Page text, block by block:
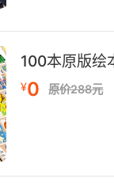
and more
构造阶段 更倾
100本原版绘
¥0 原价288元